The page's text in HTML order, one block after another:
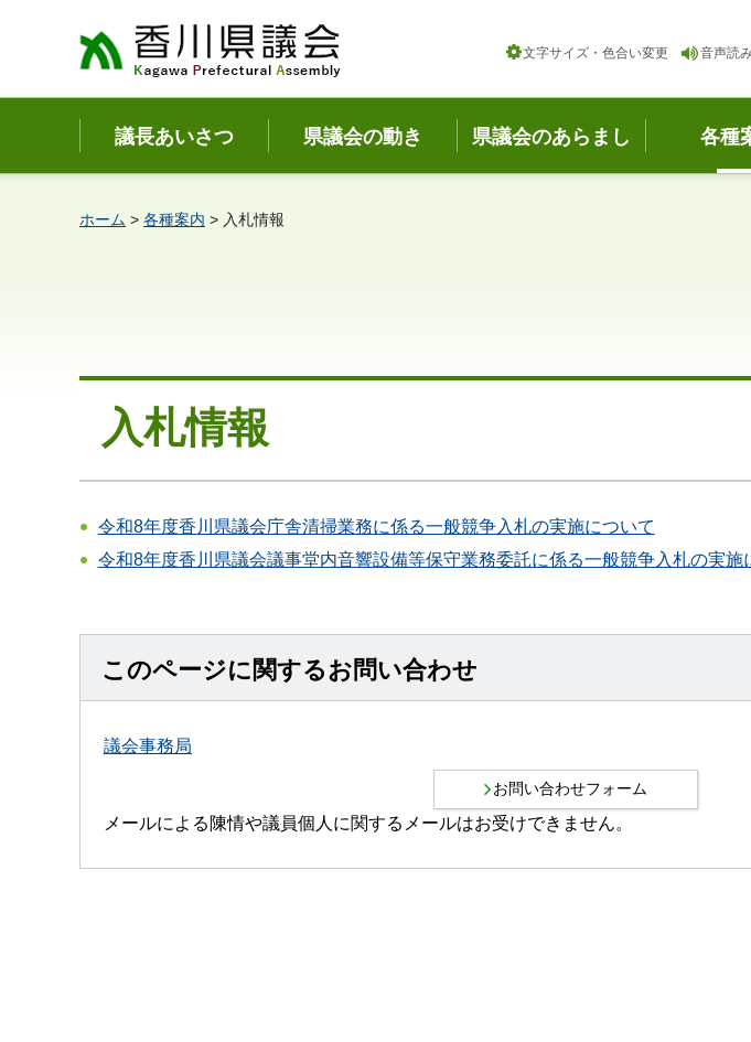
香川県議会 文字サイズ・色合い変更 音声読
議長あいさつ 県議会の動き 県議会のあらまし 各種
ホーム > 各種案内 > 入札情報
入札情報
令和8年度香川県議会庁舎清掃業務に係る一般競争入札の実施について
令和8年度香川県議会議事堂内音響設備等保守業務委託に係る一般競争入札の実施
このページに関するお問い合わせ
議会事務局
メールによる陳情や議員個人に関するメールはお受けできません。